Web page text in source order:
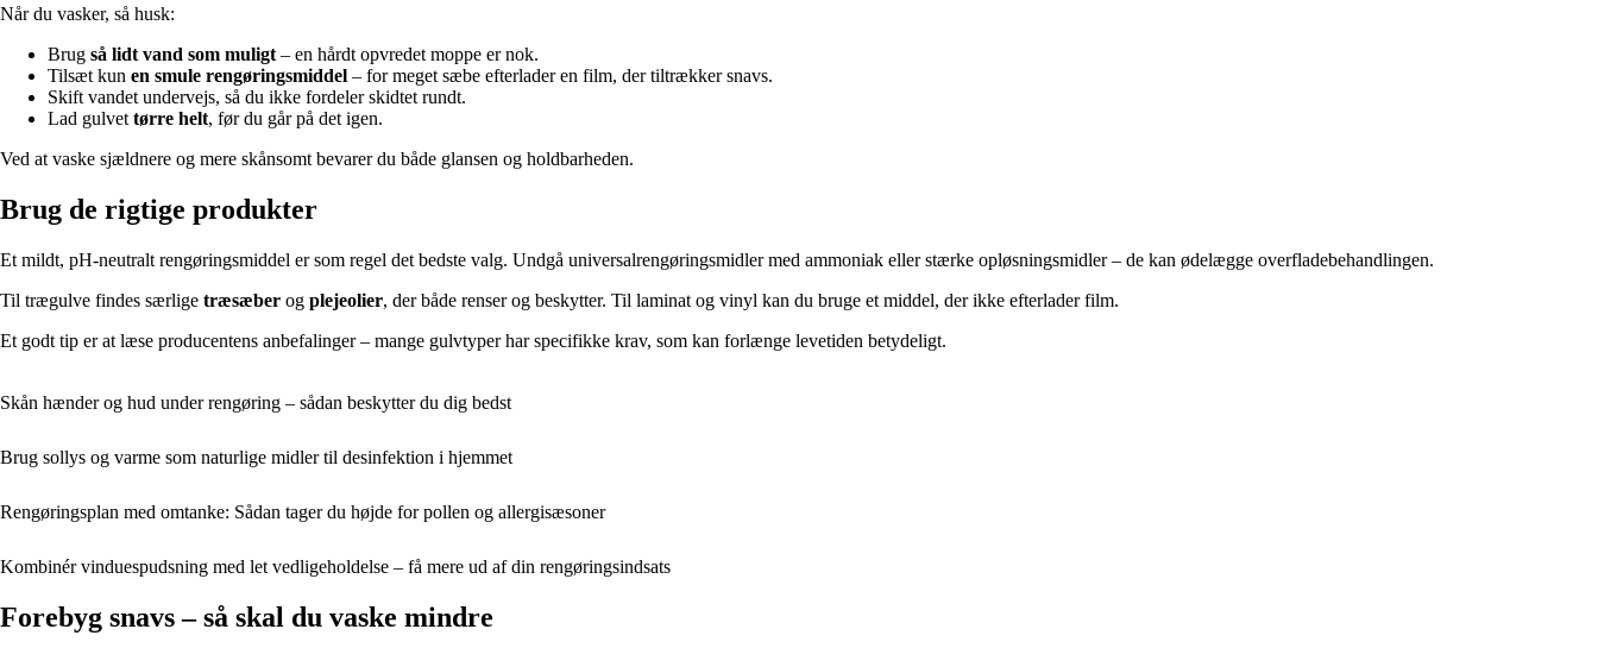
Når du vasker, så husk:
Brug så lidt vand som muligt – en hårdt opvredet moppe er nok.
Tilsæt kun en smule rengøringsmiddel – for meget sæbe efterlader en film, der tiltrækker snavs.
Skift vandet undervejs, så du ikke fordeler skidtet rundt.
Lad gulvet tørre helt, før du går på det igen.
Ved at vaske sjældnere og mere skånsomt bevarer du både glansen og holdbarheden.
Brug de rigtige produkter
Et mildt, pH-neutralt rengøringsmiddel er som regel det bedste valg. Undgå universalrengøringsmidler med ammoniak eller stærke opløsningsmidler – de kan ødelægge overfladebehandlingen.
Til trægulve findes særlige træsæber og plejeolier, der både renser og beskytter. Til laminat og vinyl kan du bruge et middel, der ikke efterlader film.
Et godt tip er at læse producentens anbefalinger – mange gulvtyper har specifikke krav, som kan forlænge levetiden betydeligt.
Skån hænder og hud under rengøring – sådan beskytter du dig bedst
Brug sollys og varme som naturlige midler til desinfektion i hjemmet
Rengøringsplan med omtanke: Sådan tager du højde for pollen og allergisæsoner
Kombinér vinduespudsning med let vedligeholdelse – få mere ud af din rengøringsindsats
Forebyg snavs – så skal du vaske mindre